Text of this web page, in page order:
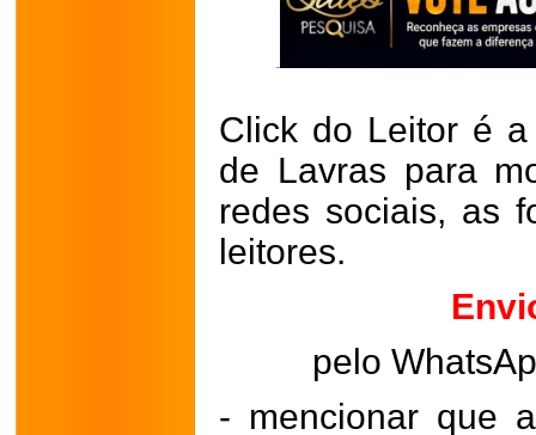
Click do Leitor é
de Lavras para
redes sociais, as
leitores.
pelo
- mencionar que